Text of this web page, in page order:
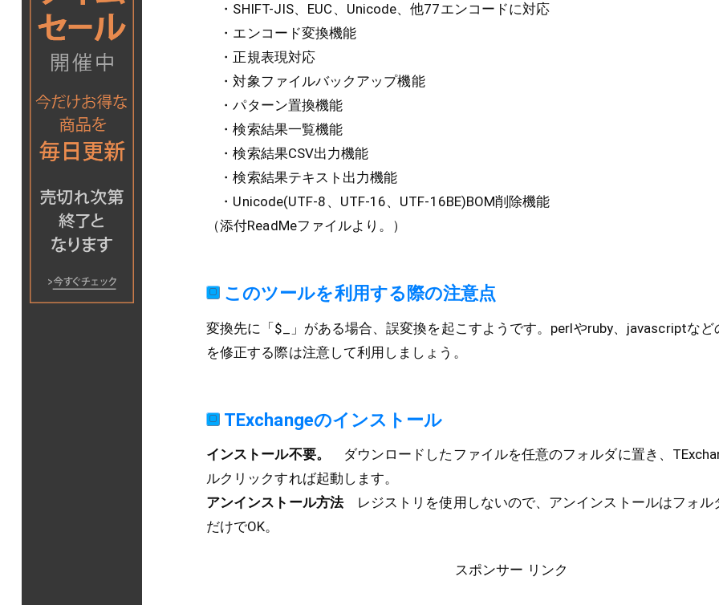
・SHIFT-JIS、EUC、Unicode、他77エンコードに対応
・エンコード変換機能
・正規表現対応
・対象ファイルバックアップ機能
・パターン置換機能
・検索結果一覧機能
・検索結果CSV出力機能
・検索結果テキスト出力機能
・Unicode(UTF-8、UTF-16、UTF-16BE)BOM削除機能
（添付ReadMeファイルより。）
このツールを利用する際の注意点
変換先に「$_」がある場合、誤変換を起こすようです。perlやruby、javascriptなど
を修正する際は注意して利用しましょう。
TExchangeのインストール
インストール不要。
ダウンロードしたファイルを任意のフォルダに置き、
ルクリックすれば起動します。
アンインストール方法レジストリを使用しないので、アンインストールはフォル
だけでOK。
スポンサー リンク